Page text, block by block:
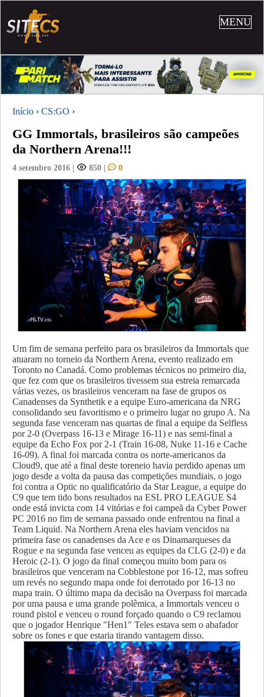
MENU
Início › CS:GO ›
GG Immortals, brasileiros são campeões
da Northern Arena!!!
4 setembro 2016 | 850 | 0
Um fim de semana perfeito para os brasileiros da Immortals que
atuaram no torneio da Northern Arena, evento realizado em
Toronto no Canadá. Como problemas técnicos no primeiro dia,
que fez com que os brasileiros tivessem sua estreia remarcada
várias vezes, os brasileiros venceram na fase de grupos os
Canadenses da Synthetik e a equipe Euro-americana da NRG
consolidando seu favoritismo e o primeiro lugar no grupo A. Na
segunda fase venceram nas quartas de final a equipe da Selfless
por 2-0 (Overpass 16-13 e Mirage 16-11) e nas semi-final a
equipe da Echo Fox por 2-1 (Train 16-08, Nuke 11-16 e Cache
16-09). A final foi marcada contra os norte-americanos da
Cloud9, que até a final deste toreneio havia perdido apenas um
jogo desde a volta da pausa das competições mundiais, o jogo
foi contra a Optic no qualificatório da Star League, a equipe do
C9 que tem tido bons resultados na ESL PRO LEAGUE S4
onde está invicta com 14 vitórias e foi campeã da Cyber Power
PC 2016 no fim de semana passado onde enfrentou na final a
Team Liquid. Na Northern Arena eles haviam vencidos na
primeira fase os canadenses da Ace e os Dinamarqueses da
Rogue e na segunda fase venceu as equipes da CLG (2-0) e da
Heroic (2-1). O jogo da final começou muito bom para os
brasileiros que venceram na Cobblestone por 16-12, mas sofreu
um revés no segundo mapa onde foi derrotado por 16-13 no
mapa train. O último mapa da decisão na Overpass foi marcada
por uma pausa e uma grande polêmica, a Immortals venceu o
round pistol e venceu o round forçado quando o C9 reclamou
que o jogador Henrique "Hen1" Teles estava sem o abafador
sobre os fones e que estaria tirando vantagem disso.